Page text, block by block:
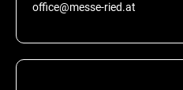
office@messe-ried.at